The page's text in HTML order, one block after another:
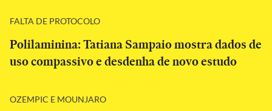
FALTA DE PROTOCOLO
Polilaminina: Tatiana Sampaio mostra dados de
uso compassivo e desdenha de novo estudo
OZEMPIC E MOUNJARO